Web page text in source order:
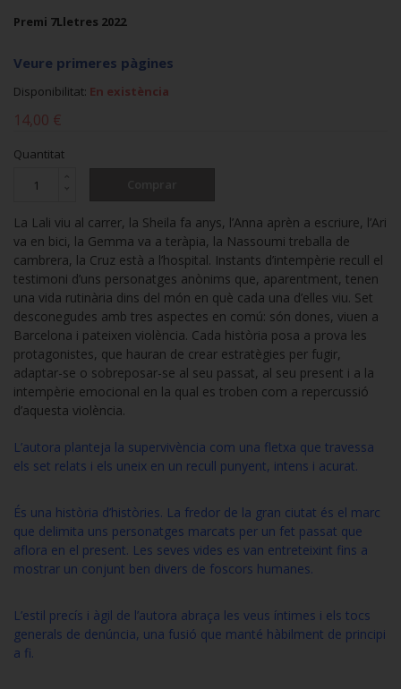
Premi 7Lletres 2022
Veure primeres pàgines
Disponibilitat: En existència
14,00 €
Quantitat
La Lali viu al carrer, la Sheila fa anys, l’Anna aprèn a escriure, l’Ari
va en bici, la Gemma va a teràpia, la Nassoumi treballa de
cambrera, la Cruz està a l’hospital. Instants d’intempèrie recull el
testimoni d’uns personatges anònims que, aparentment, tenen
una vida rutinària dins del món en què cada una d’elles viu. Set
desconegudes amb tres aspectes en comú: són dones, viuen a
Barcelona i pateixen violència. Cada història posa a prova les
protagonistes, que hauran de crear estratègies per fugir,
adaptar-se o sobreposar-se al seu passat, al seu present i a la
intempèrie emocional en la qual es troben com a repercussió
d’aquesta violència.
L’autora planteja la supervivència com una fletxa que travessa
els set relats i els uneix en un recull punyent, intens i acurat.
És una història d’històries. La fredor de la gran ciutat és el marc
que delimita uns personatges marcats per un fet passat que
aflora en el present. Les seves vides es van entreteixint fins a
mostrar un conjunt ben divers de foscors humanes.
L’estil precís i àgil de l’autora abraça les veus íntimes i els tocs
generals de denúncia, una fusió que manté hàbilment de principi
a fi.